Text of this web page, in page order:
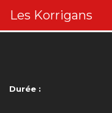
Les Korrigans
Durée :